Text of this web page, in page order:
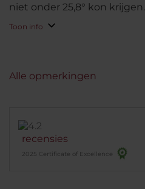
niet onder 25,8° kon krijgen.
Toon info
recensies
2025 Certificate of Excellence
Alle opmerkingen